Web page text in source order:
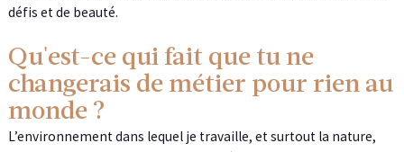
défis et de beauté.
Qu'est-ce qui fait que tu ne
changerais de métier pour rien au
monde ?
L’environnement dans lequel je travaille, et surtout la nature,